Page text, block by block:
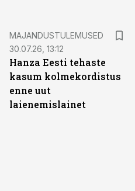
MAJANDUSTULEMUSED
30.07.26, 13:12
Hanza Eesti tehaste
kasum kolmekordistus
enne uut
laienemislainet